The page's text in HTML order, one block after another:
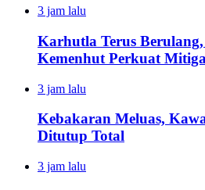
3 jam lalu
Karhutla Terus
Kemenhut Perkuat
3 jam lalu
Kebakaran Meluas,
Ditutup Total
3 jam lalu